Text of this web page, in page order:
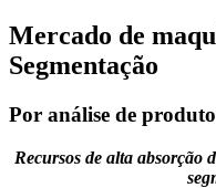
Mercado de
Segmentação
Por análise de produto
Recursos de alta absorção